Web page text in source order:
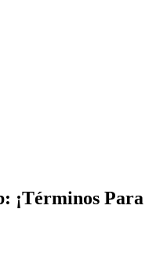
¡Términos Para